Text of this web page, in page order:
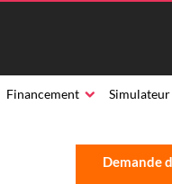
Financement Simulateur
Demande